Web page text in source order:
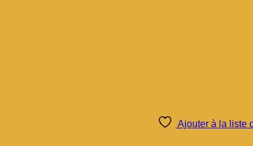
Ajouter à la liste